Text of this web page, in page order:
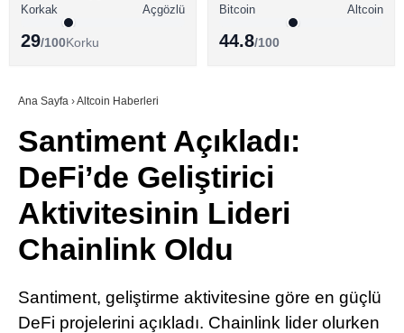
Youtube
ALTCOİN HABERLERİ
SÖZLÜK
Korkak
Açgözlü
29/100Korku
Bitcoin
Altcoin
44.8/100
Ana Sayfa ›Altcoin Haberleri
Santiment Açıkladı:
DeFi’de Geliştirici
Aktivitesinin Lideri
Chainlink Oldu
Santiment, geliştirme aktivitesine göre en güçlü
DeFi projelerini açıkladı. Chainlink lider olurken